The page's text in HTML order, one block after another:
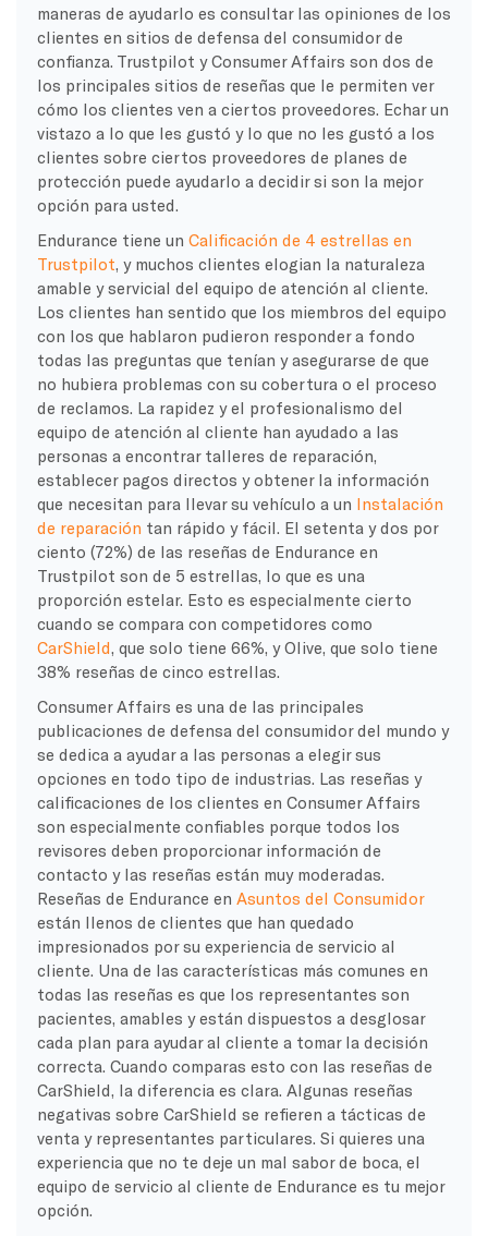
maneras de ayudarlo es consultar las opiniones de los
clientes en sitios de defensa del consumidor de
confianza. Trustpilot y Consumer Affairs son dos de
los principales sitios de reseñas que le permiten ver
cómo los clientes ven a ciertos proveedores. Echar un
vistazo a lo que les gustó y lo que no les gustó a los
clientes sobre ciertos proveedores de planes de
protección puede ayudarlo a decidir si son la mejor
opción para usted.
Endurance tiene un Calificación de 4 estrellas en
Trustpilot, y muchos clientes elogian la naturaleza
amable y servicial del equipo de atención al cliente.
Los clientes han sentido que los miembros del equipo
con los que hablaron pudieron responder a fondo
todas las preguntas que tenían y asegurarse de que
no hubiera problemas con su cobertura o el proceso
de reclamos. La rapidez y el profesionalismo del
equipo de atención al cliente han ayudado a las
personas a encontrar talleres de reparación,
establecer pagos directos y obtener la información
que necesitan para llevar su vehículo a un Instalación
de reparación tan rápido y fácil. El setenta y dos por
ciento (72%) de las reseñas de Endurance en
Trustpilot son de 5 estrellas, lo que es una
proporción estelar. Esto es especialmente cierto
cuando se compara con competidores como
CarShield, que solo tiene 66%, y Olive, que solo tiene
38% reseñas de cinco estrellas.
Consumer Affairs es una de las principales
publicaciones de defensa del consumidor del mundo y
se dedica a ayudar a las personas a elegir sus
opciones en todo tipo de industrias. Las reseñas y
calificaciones de los clientes en Consumer Affairs
son especialmente confiables porque todos los
revisores deben proporcionar información de
contacto y las reseñas están muy moderadas.
Reseñas de Endurance en Asuntos del Consumidor
están llenos de clientes que han quedado
impresionados por su experiencia de servicio al
cliente. Una de las características más comunes en
todas las reseñas es que los representantes son
pacientes, amables y están dispuestos a desglosar
cada plan para ayudar al cliente a tomar la decisión
correcta. Cuando comparas esto con las reseñas de
CarShield, la diferencia es clara. Algunas reseñas
negativas sobre CarShield se refieren a tácticas de
venta y representantes particulares. Si quieres una
experiencia que no te deje un mal sabor de boca, el
equipo de servicio al cliente de Endurance es tu mejor
opción.